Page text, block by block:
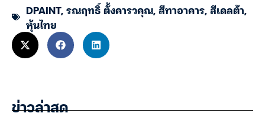
DPAINT,รณฤทธิ์ ตั้งคารวคุณ,สีทาอาคาร,สีเดลต้า,
หุ้นไทย
ข่าวล่าสุด